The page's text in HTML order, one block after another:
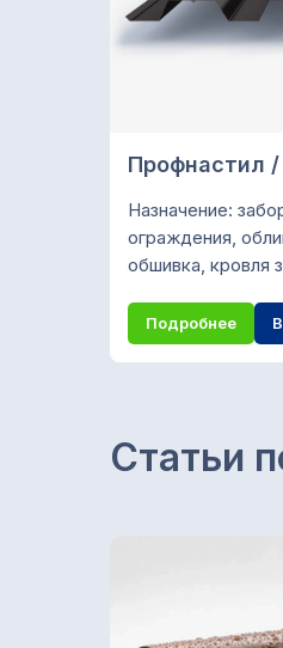
Профнастил
Назначение:
ограждения,
обшивка, кровля
Подробнее
Статьи